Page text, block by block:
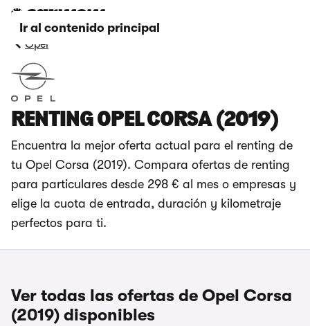
Ir al contenido principal
Opel
RENTING OPEL CORSA (2019)
Encuentra la mejor oferta actual para el renting de
tu Opel Corsa (2019). Compara ofertas de renting
para particulares desde 298 € al mes o empresas y
elige la cuota de entrada, duración y kilometraje
perfectos para ti.
Ver todas las ofertas de Opel Corsa
(2019) disponibles